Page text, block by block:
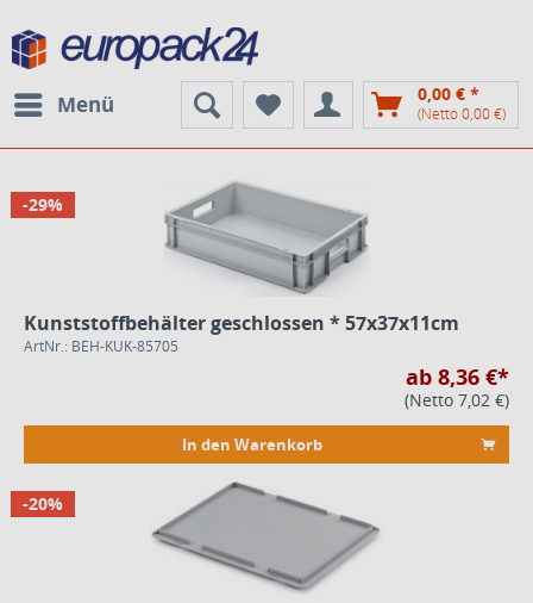
Menü 0,00 € *
(Netto 0,00 €)
-29%
Kunststoffbehälter geschlossen * 57x37x11cm
ArtNr.: BEH-KUK-85705
ab 8,36 €*
(Netto 7,02 €)
In den Warenkorb
-20%